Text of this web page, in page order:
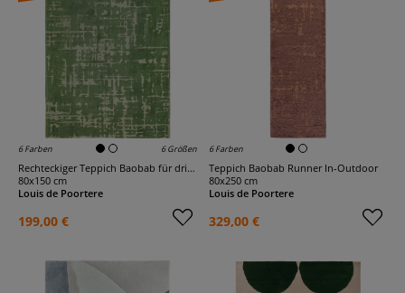
6 Farben 6 Größen
Rechteckiger Teppich Baobab für drinnen und draußen
80x150 cm
Louis de Poortere
199,00 €
6 Farben
Teppich Baobab Runner In-Outdoor
80x250 cm
Louis de Poortere
329,00 €